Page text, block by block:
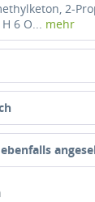
2-
6 O... mehr